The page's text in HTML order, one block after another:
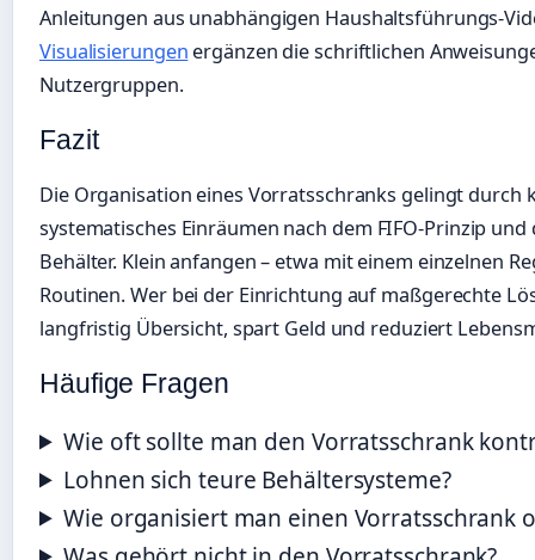
Anleitungen aus unabhängigen Haushaltsführungs-
Visualisierungen ergänzen die schriftlichen
Nutzergruppen.
Fazit
Die Organisation eines Vorratsschranks gelingt durch
systematisches Einräumen nach dem FIFO-Prinzip
Behälter. Klein anfangen – etwa mit einem einzelnen
Routinen. Wer bei der Einrichtung auf maßgerechte
langfristig Übersicht, spart Geld und reduziert
Häufige Fragen
Wie oft sollte man den Vorratsschrank
Lohnen sich teure Behältersysteme?
Wie organisiert man einen Vorratsschrank